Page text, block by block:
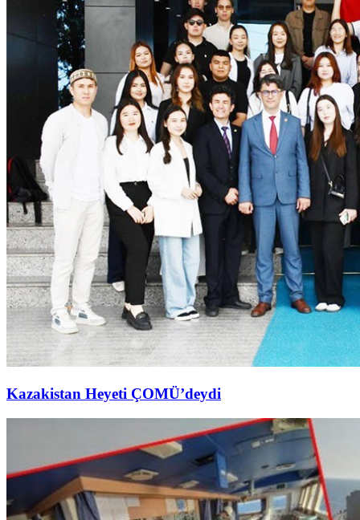
Kazakistan Heyeti ÇOMÜ’deydi